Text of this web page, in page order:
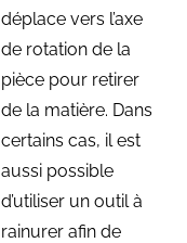
déplace vers l’axe
de rotation de la
pièce pour retirer
de la matière. Dans
certains cas, il est
aussi possible
d’utiliser un outil à
rainurer afin de